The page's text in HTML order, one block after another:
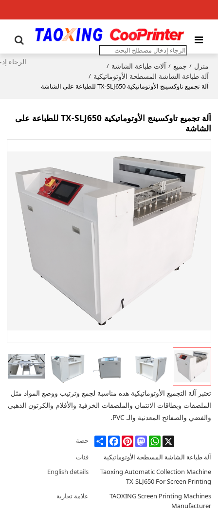
منزل / جميع / آلات طباعة الشاشة /
آلة طباعة الشاشة المسطحة الأوتوماتيكية /
آلة تجميع تاوكسينج الأوتوماتيكية TX-SLJ650 للطباعة على الشاشة
آلة تجميع تاوكسينج الأوتوماتيكية TX-SLJ650 للطباعة على
الشاشة
تعتبر آلة التجميع الأوتوماتيكية هذه مناسبة لجمع وترتيب ووضع المواد مثل
الملصقات وبطاقات الائتمان والملصقات الخزفية والأفلام والكرتون الذهبي
والفضي والصفائح المعدنية والـ PVC.
حصة Share
FacebookPinterest
Mastodon
WhatsApp
X
فئات
آلة طباعة الشاشة المسطحة الأوتوماتيكية
English details
Taoxing Automatic Collection Machine
TX-SLJ650 For Screen Printing
علامة تجارية
TAOXING Screen Printing Machines
Manufacturer